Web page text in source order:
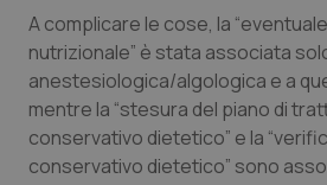
Basilicata
Calabria
Campania
Artrite & artrosi
Asma & BPCO
Car-T
A complicare le cose, la
nutrizionale” è stata associata
anestesiologica/algologica e a
mentre la “stesura del piano di
conservativo dietetico” e la
conservativo dietetico” sono